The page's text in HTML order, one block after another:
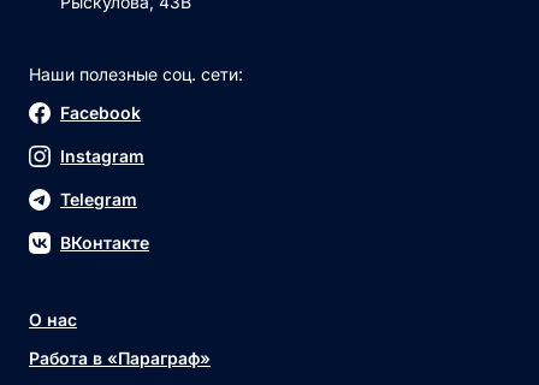
Наши полезные соц. сети:
Facebook
Instagram
Telegram
ВКонтакте
О нас
Работа в «Параграф»